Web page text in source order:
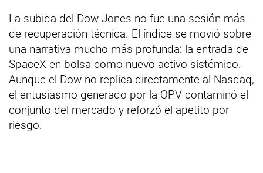
La subida del Dow Jones no fue una sesión más
de recuperación técnica. El índice se movió sobre
una narrativa mucho más profunda: la entrada de
SpaceX en bolsa como nuevo activo sistémico.
Aunque el Dow no replica directamente al Nasdaq,
el entusiasmo generado por la OPV contaminó el
conjunto del mercado y reforzó el apetito por
riesgo.